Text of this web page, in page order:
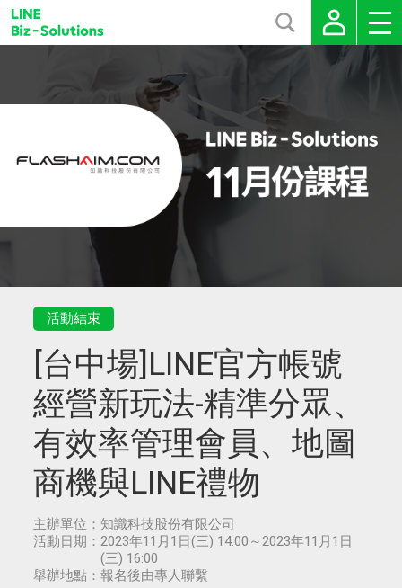
活動結束
[台中場]LINE官方帳號
經營新玩法-精準分眾、
有效率管理會員、地圖
商機與LINE禮物
主辦單位： 知識科技股份有限公司
活動日期： 2023年11月1日(三) 14:00～2023年11月1日
(三) 16:00
舉辦地點： 報名後由專人聯繫